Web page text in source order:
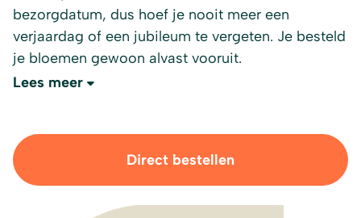
bezorgdatum, dus hoef je nooit meer een
verjaardag of een jubileum te vergeten. Je besteld
je bloemen gewoon alvast vooruit.
Lees meer
Direct bestellen